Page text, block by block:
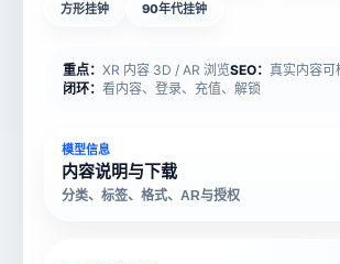
方形挂钟 90年代挂钟
重点： XR 内容 3D / AR 浏览SEO： 真实内容可
闭环： 看内容、登录、充值、解锁
模型信息
内容说明与下载
分类、标签、格式、AR与授权